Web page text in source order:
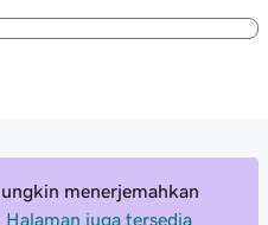
menerjemahkan
Halaman juga tersedia